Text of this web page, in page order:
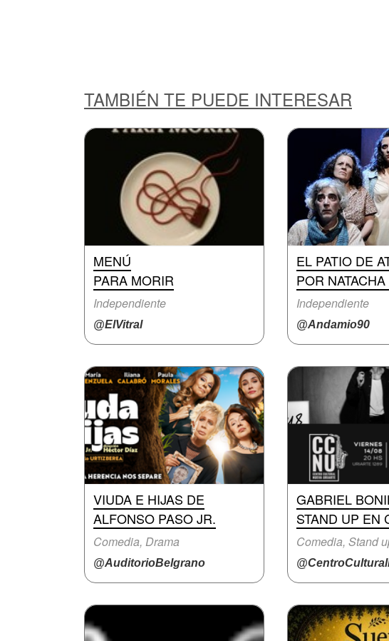
TAMBIÉN TE PUEDE INTERESAR
MENÚ
PARA MORIR
Independiente
@ElVitral
EL PATIO DE
POR
Independiente
@Andamio90
VIUDA E HIJAS DE
ALFONSO PASO JR.
Comedia, Drama
@AuditorioBelgrano
GABRIEL
STAND UP EN
Comedia, Stand